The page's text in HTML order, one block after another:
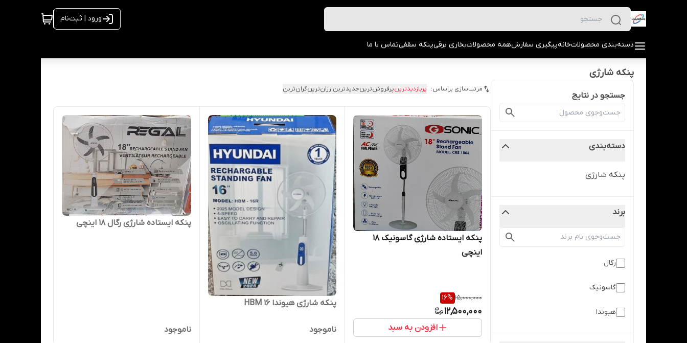
ورود | ثبت‌نام
دسته‌بندی محصولاتخانهپیگیری سفارشهمه محصولاتبخاری برقیپنکه سقفیتماس با ما
پنکه شارژی
جستجو در نتایج
دسته‌بندی
پنکه شارژی
برند
رگال
گاسونیک
هیوندا
مرتب‌سازی براساس: پربازدیدترینپرفروش‌ترینجدیدترینارزان‌ترینگران‌ترین
پنکه ایستاده شارژی گاسونیک ۱۸
اینچی
15,000,000
16%
12,500,000
افزودن به سبد
پنکه شارژی هیوندا HBM 16
ناموجود
پنکه ایستاده شارژی رگال ۱۸ اینچی
ناموجود